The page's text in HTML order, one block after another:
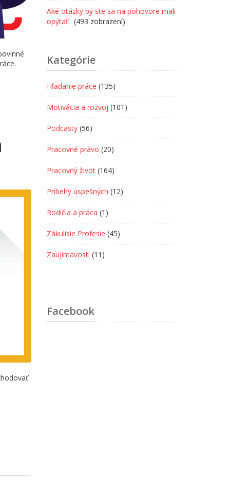
Aké otázky by ste sa na pohovore mali
opýtať (493 zobrazení)
Kategórie
Hľadanie práce (135)
Motivácia a rozvoj (101)
Podcasty (56)
Pracovné právo (20)
Pracovný život (164)
Príbehy úspešných (12)
Rodičia a práca (1)
Zákulisie Profesie (45)
Zaujímavosti (11)
Facebook